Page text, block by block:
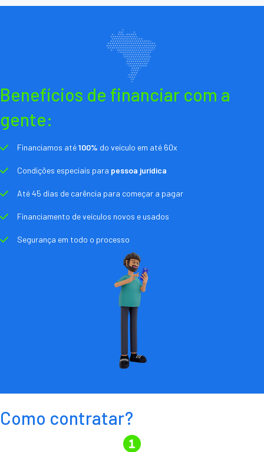
Benefícios de financiar com a
gente:
Financiamos até100% do veículo em até 60x
Condições especiais para pessoa jurídica
Até 45 dias de carência para começar a pagar
Financiamento de veículos novos e usados
Segurança em todo o processo
Como contratar?